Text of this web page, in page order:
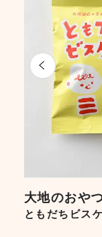
大地のおや
ともだちビス